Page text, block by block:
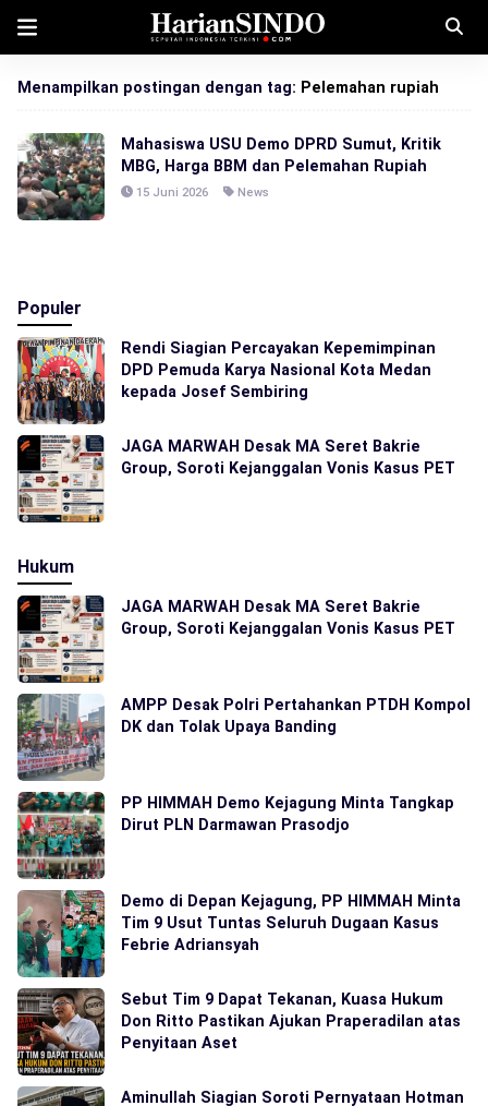
Menampilkan postingan dengan tag: Pelemahan rupiah
Mahasiswa USU Demo DPRD Sumut, Kritik
MBG, Harga BBM dan Pelemahan Rupiah
15 Juni 2026 News
Populer
Rendi Siagian Percayakan Kepemimpinan
DPD Pemuda Karya Nasional Kota Medan
kepada Josef Sembiring
JAGA MARWAH Desak MA Seret Bakrie
Group, Soroti Kejanggalan Vonis Kasus PET
Hukum
JAGA MARWAH Desak MA Seret Bakrie
Group, Soroti Kejanggalan Vonis Kasus PET
AMPP Desak Polri Pertahankan PTDH Kompol
DK dan Tolak Upaya Banding
PP HIMMAH Demo Kejagung Minta Tangkap
Dirut PLN Darmawan Prasodjo
Demo di Depan Kejagung, PP HIMMAH Minta
Tim 9 Usut Tuntas Seluruh Dugaan Kasus
Febrie Adriansyah
Sebut Tim 9 Dapat Tekanan, Kuasa Hukum
Don Ritto Pastikan Ajukan Praperadilan atas
Penyitaan Aset
Aminullah Siagian Soroti Pernyataan Hotman